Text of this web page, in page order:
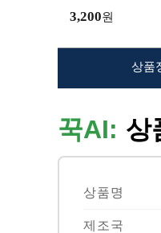
3,200원
꾹AI: 상
상품명
제조국
상품